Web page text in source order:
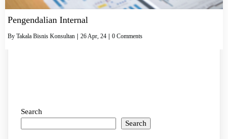
Pengendalian Internal
By Takala Bisnis Konsultan 26Apr, 24 0 Comments
Search
Search